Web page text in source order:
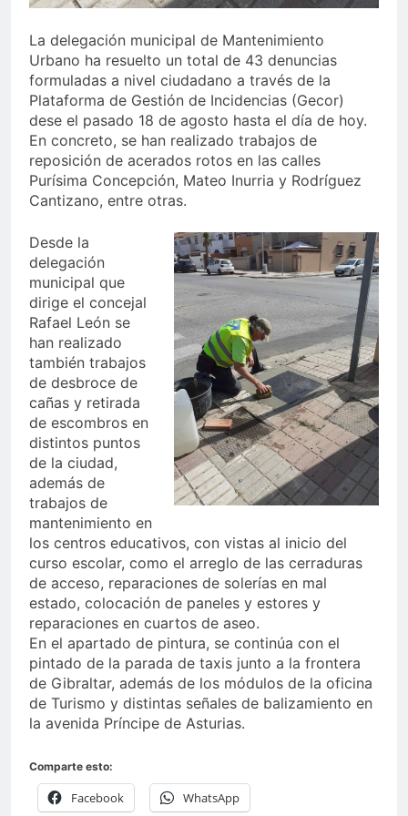
La delegación municipal de Mantenimiento
Urbano ha resuelto un total de 43 denuncias
formuladas a nivel ciudadano a través de la
Plataforma de Gestión de Incidencias (Gecor)
dese el pasado 18 de agosto hasta el día de hoy.
En concreto, se han realizado trabajos de
reposición de acerados rotos en las calles
Purísima Concepción, Mateo Inurria y Rodríguez
Cantizano, entre otras.
Desde la
delegación
municipal que
dirige el concejal
Rafael León se
han realizado
también trabajos
de desbroce de
cañas y retirada
de escombros en
distintos puntos
de la ciudad,
además de
trabajos de
mantenimiento en
los centros educativos, con vistas al inicio del
curso escolar, como el arreglo de las cerraduras
de acceso, reparaciones de solerías en mal
estado, colocación de paneles y estores y
reparaciones en cuartos de aseo.
En el apartado de pintura, se continúa con el
pintado de la parada de taxis junto a la frontera
de Gibraltar, además de los módulos de la oficina
de Turismo y distintas señales de balizamiento en
la avenida Príncipe de Asturias.
Comparte esto:
Facebook WhatsApp